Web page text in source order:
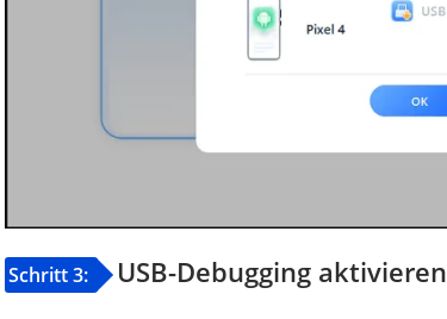
Schritt 3: USB-Debugging aktivieren